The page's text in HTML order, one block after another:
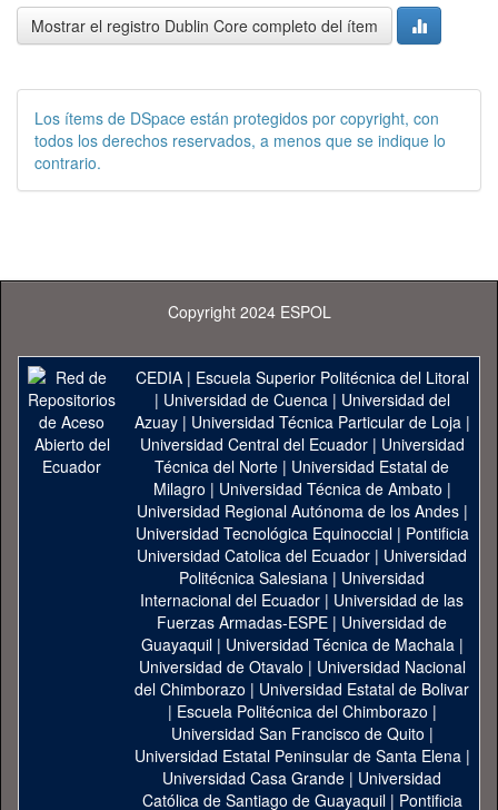
Mostrar el registro Dublin Core completo del ítem
Los ítems de DSpace están protegidos por copyright, con
todos los derechos reservados, a menos que se indique lo
contrario.
Copyright 2024 ESPOL
CEDIA| Escuela Superior Politécnica del Litoral
| Universidad de Cuenca| Universidad del
Azuay| Universidad Técnica Particular de Loja|
Universidad Central del Ecuador| Universidad
Técnica del Norte | Universidad Estatal de
Milagro | Universidad Técnica de Ambato |
Universidad Regional Autónoma de los Andes|
Universidad Tecnológica Equinoccial| Pontificia
Universidad Catolica del Ecuador | Universidad
Politécnica Salesiana | Universidad
Internacional del Ecuador | Universidad de las
Fuerzas Armadas-ESPE | Universidad de
Guayaquil| Universidad Técnica de Machala|
Universidad de Otavalo | Universidad Nacional
del Chimborazo | Universidad Estatal de Bolivar
| Escuela Politécnica del Chimborazo |
Universidad San Francisco de Quito |
Universidad Estatal Peninsular de Santa Elena|
Universidad Casa Grande | Universidad
Católica de Santiago de Guayaquil| Pontificia